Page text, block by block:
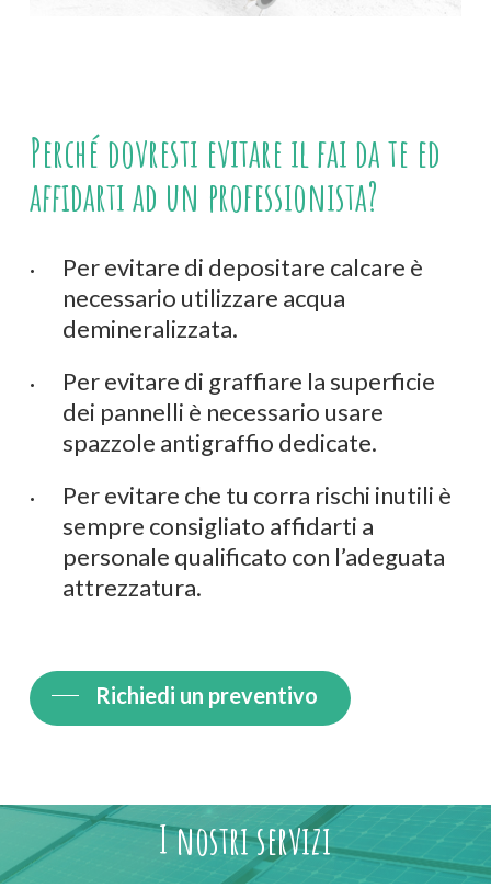
Perchédovresti evitareilfaidate ed
affidartiad un professionista?
Per evitare di depositare calcare è
necessario utilizzare acqua
demineralizzata.
Per evitare di graffiare la superficie
dei pannelli è necessario usare
spazzole antigraffio dedicate.
Per evitare che tu corra rischi inutili è
sempre consigliato affidarti a
personale qualificato con l’adeguata
attrezzatura.
Richiedi un preventivo
I nostri servizi